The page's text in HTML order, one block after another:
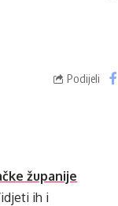
Podijeli
županije
ih i